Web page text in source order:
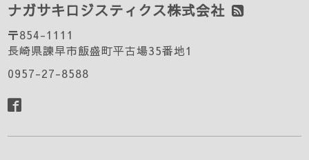
ナガサキロジスティクス株式会社
〒854-1111
長崎県諫早市飯盛町平古場35番地1
0957-27-8588